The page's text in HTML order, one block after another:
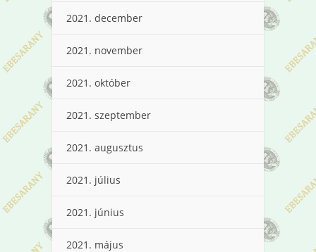
2021. december
2021. november
2021. október
2021. szeptember
2021. augusztus
2021. július
2021. június
2021. május